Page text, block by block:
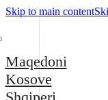
Skip to main content
Maqedoni
Kosove